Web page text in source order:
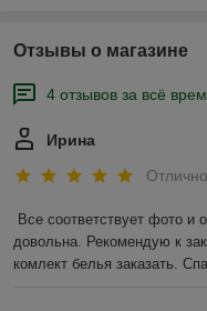
Отзывы о магазине
4 отзывов за всё
Ирина
Отлично
Все соответствует фото и
довольна. Рекомендую к
комлект белья заказать.